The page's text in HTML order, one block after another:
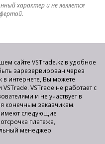
характер и не является
сайте VSTrade.kz в удобное
зарезервирован через
в интернете, Вы можете
VSTrade не работает с
и не участвует в
конечным заказчикам.
имеют следующие
платежа,
менеджер.